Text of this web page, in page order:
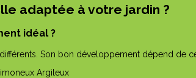
adaptée à votre jardin ?
idéal ?
Son bon développement dépend de
Argileux